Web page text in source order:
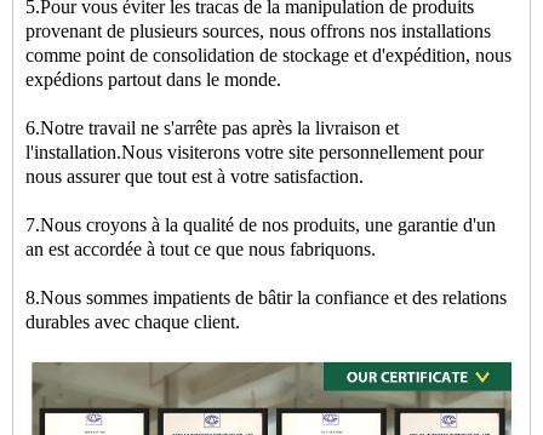
5.Pour vous éviter les tracas de la manipulation de produits
provenant de plusieurs sources, nous offrons nos installations
comme point de consolidation de stockage et d'expédition, nous
expédions partout dans le monde.
6.Notre travail ne s'arrête pas après la livraison et
l'installation.Nous visiterons votre site personnellement pour
nous assurer que tout est à votre satisfaction.
7.Nous croyons à la qualité de nos produits, une garantie d'un
an est accordée à tout ce que nous fabriquons.
8.Nous sommes impatients de bâtir la confiance et des relations
durables avec chaque client.